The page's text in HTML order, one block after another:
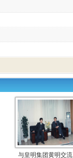
与皇明集团黄明交流